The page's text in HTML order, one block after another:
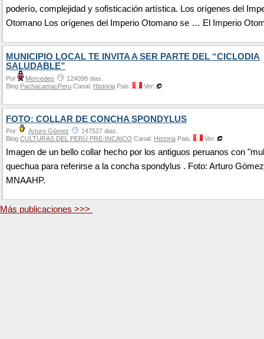
poderío, complejidad y sofisticación artística. Los orígenes del
Otomano Los orígenes del Imperio Otomano se … El Imperio
MUNICIPIO LOCAL TE INVITA A SER PARTE DEL “CICLODIA
SALUDABLE”
Por Mercedes
124098 dias.
Blog PachacamacPeru Canal: Historia Pais: Ver:
FOTO: COLLAR DE CONCHA SPONDYLUS
Por Arturo Gómez
147527 dias.
Blog CULTURAS DEL PERÚ PRE-INCAICO Canal: Historia Pais: Ver:
Imagen de un bello collar hecho por los antiguos peruanos con
quechua para referirse a la concha spondylus . Foto: Arturo
MNAAHP.
Más publicaciones >>>